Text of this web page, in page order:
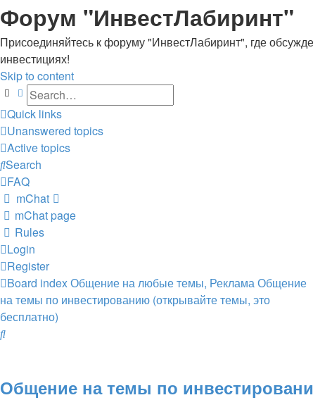
Форум "ИнвестЛабиринт"
Присоединяйтесь к форуму "ИнвестЛабиринт", где
инвестициях!
Skip to content
SearchAdvanced search
Quick links
Unanswered topics
Active topics
Search
FAQ
mChat
mChat page
Rules
Login
Register
Board indexОбщение на любые темы, РекламаОбщение
на темы по инвестированию (открывайте темы, это
бесплатно)
Search
Общение на темы по